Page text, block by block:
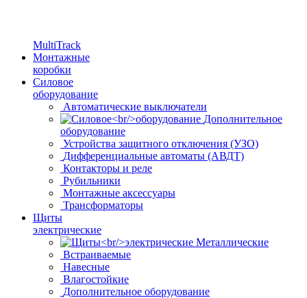
MultiTrack
Монтажные
коробки
Силовое
оборудование
Автоматические выключатели
Дополнительное
оборудование
Устройства защитного отключения (УЗО)
Дифференциальные автоматы (АВДТ)
Контакторы и реле
Рубильники
Монтажные аксессуары
Трансформаторы
Щиты
электрические
Металлические
Встраиваемые
Навесные
Влагостойкие
Дополнительное оборудование